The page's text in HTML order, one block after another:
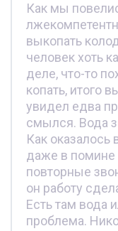
Как мы
выкопать
человек хоть
деле, что-то
копать, итого
увидел едва
смылся. Вода
Как
даже в
повторные
он работу
Есть там вода
проблема.